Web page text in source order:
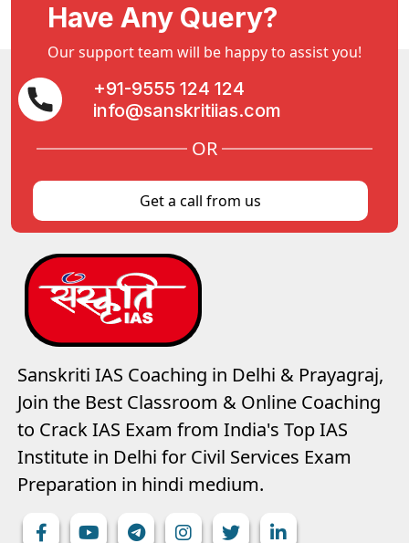
Have Any Query?
Our support team will be happy to assist you!
+91-9555 124 124
info@sanskritiias.com
OR
Get a call from us
Sanskriti IAS Coaching in Delhi & Prayagraj,
Join the Best Classroom & Online Coaching
to Crack IAS Exam from India's Top IAS
Institute in Delhi for Civil Services Exam
Preparation in hindi medium.